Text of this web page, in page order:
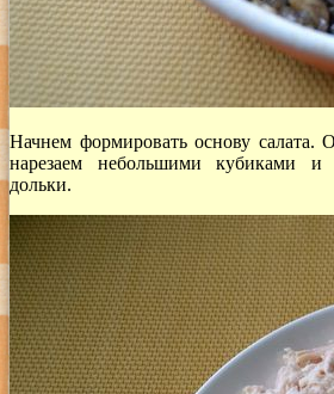
Начнем формировать основу салата.
нарезаем небольшими кубиками
дольки.